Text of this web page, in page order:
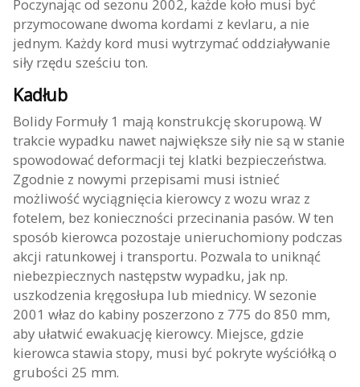
Poczynając od sezonu 2002, każde koło musi być
przymocowane dwoma kordami z kevlaru, a nie
jednym. Każdy kord musi wytrzymać oddziaływanie
siły rzędu sześciu ton.
Kadłub
Bolidy Formuły 1 mają konstrukcję skorupową. W
trakcie wypadku nawet największe siły nie są w stanie
spowodować deformacji tej klatki bezpieczeństwa.
Zgodnie z nowymi przepisami musi istnieć
możliwość wyciągnięcia kierowcy z wozu wraz z
fotelem, bez konieczności przecinania pasów. W ten
sposób kierowca pozostaje unieruchomiony podczas
akcji ratunkowej i transportu. Pozwala to uniknąć
niebezpiecznych następstw wypadku, jak np.
uszkodzenia kręgosłupa lub miednicy. W sezonie
2001 właz do kabiny poszerzono z 775 do 850 mm,
aby ułatwić ewakuację kierowcy. Miejsce, gdzie
kierowca stawia stopy, musi być pokryte wyściółką o
grubości 25 mm.